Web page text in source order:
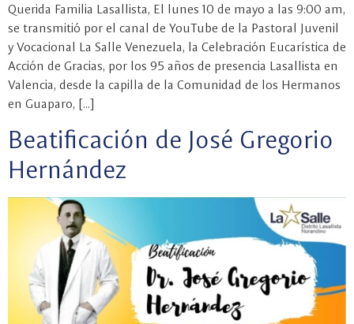
Querida Familia Lasallista, El lunes 10 de mayo a las 9:00 am,
se transmitió por el canal de YouTube de la Pastoral Juvenil
y Vocacional La Salle Venezuela, la Celebración Eucarística de
Acción de Gracias, por los 95 años de presencia Lasallista en
Valencia, desde la capilla de la Comunidad de los Hermanos
en Guaparo, […]
Beatificación de José Gregorio
Hernández